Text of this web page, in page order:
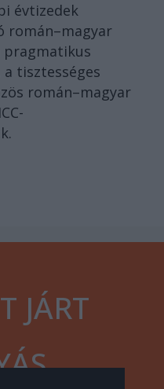
évtizedek
román–magyar
pragmatikus
tisztességes
román–magyar
JÁRT